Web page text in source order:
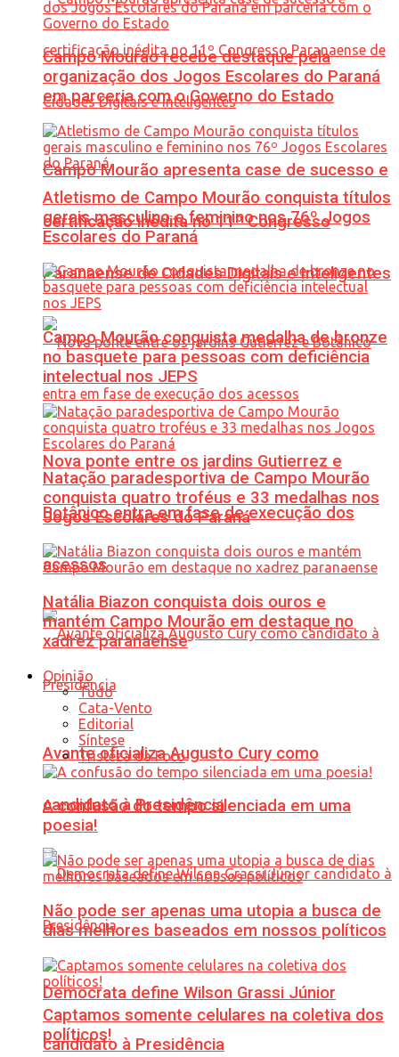
Campo Mourão apresenta case de sucesso e
certificação inédita no 11º Congresso
Paranaense de Cidades Digitais e Inteligentes
Nova ponte entre os jardins Gutierrez e
Botânico entra em fase de execução dos
acessos
Avante oficializa Augusto Cury como
candidato à Presidência
Democrata define Wilson Grassi Júnior
candidato à Presidência
Campo Mourão recebe destaque pela
organização dos Jogos Escolares do Paraná
em parceria com o Governo do Estado
Atletismo de Campo Mourão conquista títulos
gerais masculino e feminino nos 76º Jogos
Escolares do Paraná
Campo Mourão conquista medalha de bronze
no basquete para pessoas com deficiência
intelectual nos JEPS
Natação paradesportiva de Campo Mourão
conquista quatro troféus e 33 medalhas nos
Jogos Escolares do Paraná
Natália Biazon conquista dois ouros e
mantém Campo Mourão em destaque no
xadrez paranaense
Opinião
Tudo
Cata-Vento
Editorial
Síntese
Tristeza da Foto
A confusão do tempo silenciada em uma
poesia!
Não pode ser apenas uma utopia a busca de
dias melhores baseados em nossos políticos
Captamos somente celulares na coletiva dos
políticos!